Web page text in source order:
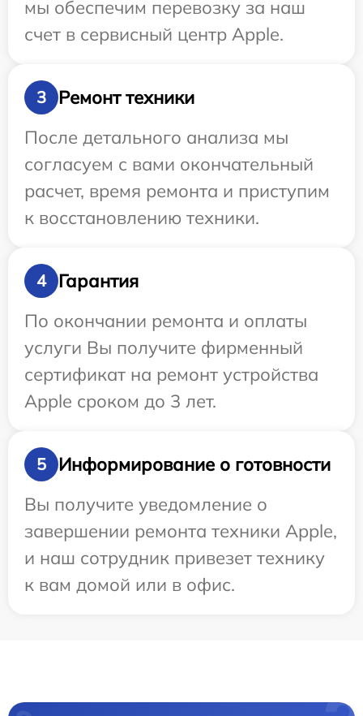
мы обеспечим перевозку за наш
счет в сервисный центр Apple.
3
Ремонт техники
После детального анализа мы
согласуем с вами окончательный
расчет, время ремонта и приступим
к восстановлению техники.
4
Гарантия
По окончании ремонта и оплаты
услуги Вы получите фирменный
сертификат на ремонт устройства
Apple сроком до 3 лет.
5
Информирование о готовности
Вы получите уведомление о
завершении ремонта техники Apple,
и наш сотрудник привезет технику
к вам домой или в офис.